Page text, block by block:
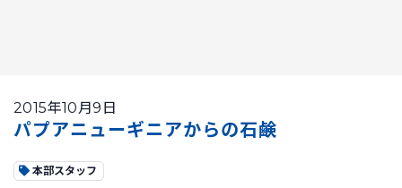
2015年10月9日
パプアニューギニアからの石鹸
本部スタッフ